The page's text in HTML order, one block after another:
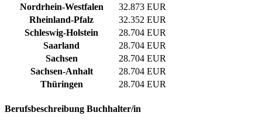
Nordrhein-Westfalen
32.873 EUR
Rheinland-Pfalz
32.352 EUR
Schleswig-Holstein
28.704 EUR
Saarland
28.704 EUR
Sachsen
28.704 EUR
Sachsen-Anhalt
28.704 EUR
Thüringen
28.704 EUR
Berufsbeschreibung Buchhalter/in